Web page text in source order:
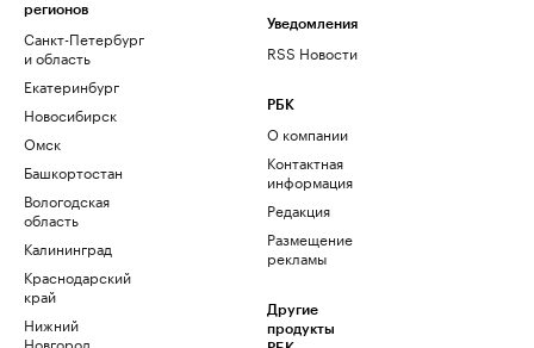
регионов
Санкт-Петербург
и область
Екатеринбург
Новосибирск
Омск
Башкортостан
Вологодская
область
Калининград
Краснодарский
край
Нижний
Новгород
Уведомления
RSS Новости
РБК
О компании
Контактная
информация
Редакция
Размещение
рекламы
Другие
продукты